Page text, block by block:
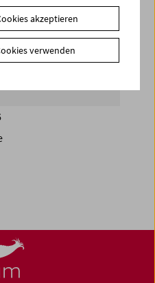
akzeptieren
verwenden